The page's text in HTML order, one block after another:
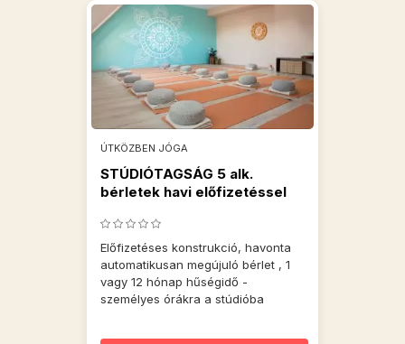
ÚTKÖZBEN JÓGA
STÚDIÓTAGSÁG 5 alk.
bérletek havi előfizetéssel
Előfizetéses konstrukció, havonta
automatikusan megújuló bérlet , 1
vagy 12 hónap hűségidő -
személyes órákra a stúdióba